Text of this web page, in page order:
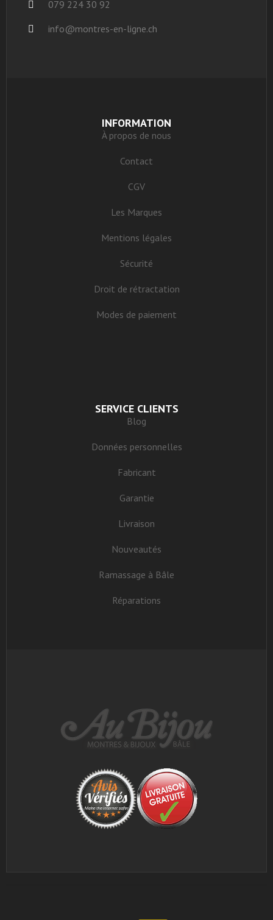
079 224 30 92
info@montres-en-ligne.ch
INFORMATION
À propos de nous
Contact
CGV
Les Marques
Mentions légales
Sécurité
Droit de rétractation
Modes de paiement
SERVICE CLIENTS
Blog
Données personnelles
Fabricant
Garantie
Livraison
Nouveautés
Ramassage à Bâle
Réparations